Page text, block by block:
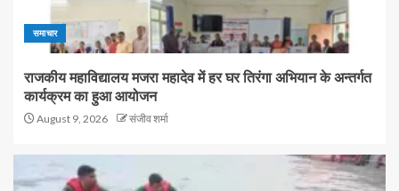
समाचार
राजकीय महाविद्यालय मजरा महादेव में हर घर तिरंगा अभियान के अन्तर्गत
कार्यक्रम का हुआ आयोजन
August 9, 2026 संजीव शर्मा